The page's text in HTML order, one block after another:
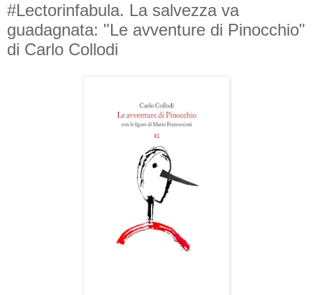
#Lectorinfabula. La salvezza va
guadagnata: "Le avventure di Pinocchio"
di Carlo Collodi